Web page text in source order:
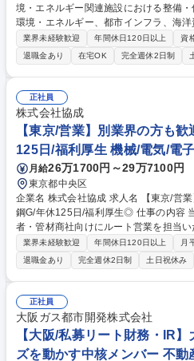
境・エネルギー関連施設における整備・保全工事監理
環境・エネルギー、都市インフラ、海
グソリューションを提供しております
イクルプラントを含む)の整備工事監理業務をお
務で、東日本エリアの各事業所にて工
【背景】2024年7月1日より、環境・エ
理サービス事業の体制を見直し、日鉄環
事業を会社分割の方法により当社に承継
保全工事の監理者を募集しております。 募集職種 【東京勤務/東日本担
当】環境・エネルギー関連施設におけ
業界未経験歓迎 年間休日120日以上 資
退職金あり
在宅OK 完全週休2日制
正社員
株式会社協成
【東京/営業】別業界の方も
125日/福利厚生 機械/電気/電
月給26万1700円～29万7100円
東京都中央区
企業名 株式会社協成 求人名 【東京/営業】別業界の方も歓迎/伊藤忠丸紅鉄
鋼G/年休125日/福利厚生◎ 仕事の内容 当社の営業担当として、ガス事業
者・管材商社向けにルート営業を担当
材（キーロンパイプ）、都市ガス向け
備機器・鋼管類等を取り扱います。 〇自社製品及び他社製品の法人ルート
営業・新規案件の情報収集 ・顧客定期
の紹介が主で飛び込み無） ・見積書な
的な顧客フォロー ・官公庁の入札情報
都市ガス事業者及びLPガス会社/管材商
ア：関東～甲信エリアを中心に、地域別・顧客別
京/営業】別業界の方も歓迎/伊藤忠丸
業界未経験歓迎 年間休日120日以上
月
退職金あり
完全週休2日制 土日祝休み
正社員
大阪ガス都市開発株式会社
【大阪/私募リート財務・IR
ズを動かす中核メンバー 不